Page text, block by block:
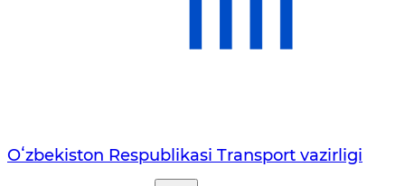
Oʻzbekiston Respublikasi Transport vazirligi